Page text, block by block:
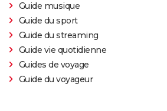
Guide musique
Guide du sport
Guide du streaming
Guide vie quotidienne
Guides de voyage
Guide du voyageur